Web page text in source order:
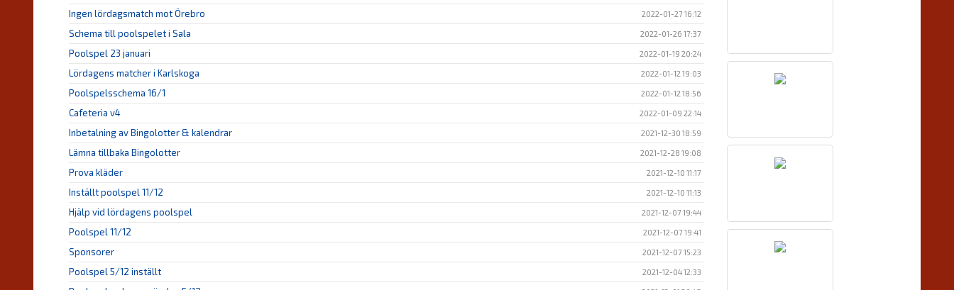
Ingen lördagsmatch mot Örebro 2022-01-27 16:12
Schema till poolspelet i Sala 2022-01-26 17:37
Poolspel 23 januari 2022-01-19 20:24
Lördagens matcher i Karlskoga 2022-01-12 19:03
Poolspelsschema 16/1 2022-01-12 18:56
Cafeteria v4 2022-01-09 22:14
Inbetalning av Bingolotter & kalendrar 2021-12-30 18:59
Lämna tillbaka Bingolotter 2021-12-28 19:08
Prova kläder 2021-12-10 11:17
Inställt poolspel 11/12 2021-12-10 11:13
Hjälp vid lördagens poolspel 2021-12-07 19:44
Poolspel 11/12 2021-12-07 19:41
Sponsorer 2021-12-07 15:23
Poolspel 5/12 inställt 2021-12-04 12:33